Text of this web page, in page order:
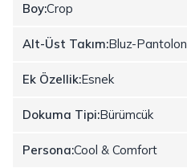
Boy:Crop
Alt-Üst Takım:Bluz-Pantolon
Ek Özellik:Esnek
Dokuma Tipi:Bürümcük
Persona:Cool & Comfort